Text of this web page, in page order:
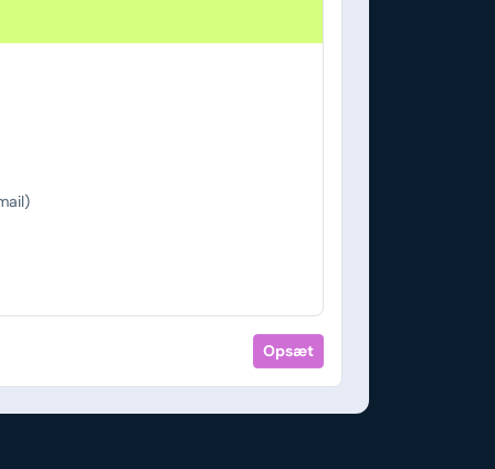
Opsæt